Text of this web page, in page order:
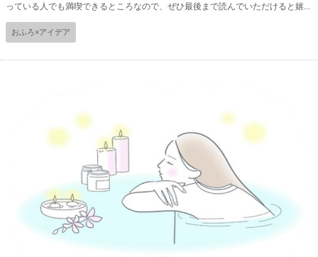
っている人でも満喫できるところなので、ぜひ最後まで読んでいただけると嬉...
おふろ×アイデア